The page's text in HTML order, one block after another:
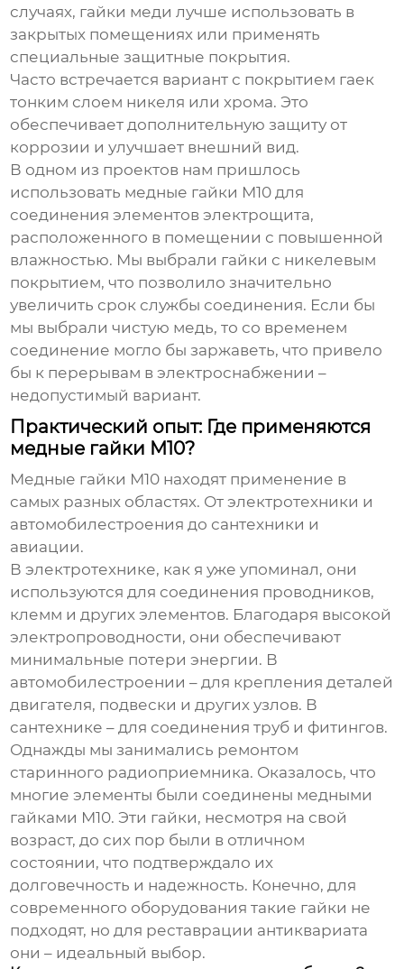
случаях, гайки меди лучше использовать в
закрытых помещениях или применять
специальные защитные покрытия.
Часто встречается вариант с покрытием гаек
тонким слоем никеля или хрома. Это
обеспечивает дополнительную защиту от
коррозии и улучшает внешний вид.
В одном из проектов нам пришлось
использовать медные гайки М10 для
соединения элементов электрощита,
расположенного в помещении с повышенной
влажностью. Мы выбрали гайки с никелевым
покрытием, что позволило значительно
увеличить срок службы соединения. Если бы
мы выбрали чистую медь, то со временем
соединение могло бы заржаветь, что привело
бы к перерывам в электроснабжении –
недопустимый вариант.
Практический опыт: Где применяются
медные гайки М10?
Медные гайки М10 находят применение в
самых разных областях. От электротехники и
автомобилестроения до сантехники и
авиации.
В электротехнике, как я уже упоминал, они
используются для соединения проводников,
клемм и других элементов. Благодаря высокой
электропроводности, они обеспечивают
минимальные потери энергии. В
автомобилестроении – для крепления деталей
двигателя, подвески и других узлов. В
сантехнике – для соединения труб и фитингов.
Однажды мы занимались ремонтом
старинного радиоприемника. Оказалось, что
многие элементы были соединены медными
гайками М10. Эти гайки, несмотря на свой
возраст, до сих пор были в отличном
состоянии, что подтверждало их
долговечность и надежность. Конечно, для
современного оборудования такие гайки не
подходят, но для реставрации антиквариата
они – идеальный выбор.